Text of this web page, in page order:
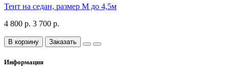
Тент на седан, размер М до 4,5м
4 800 р. 3 700 р.
В корзину Заказать
Информация